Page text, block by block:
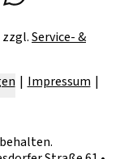
Service- &
Impressum